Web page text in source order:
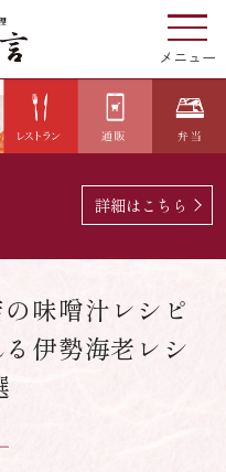
メニュー
食い初め
詳細はこちら
味噌汁レシピ
伊勢海老レシ